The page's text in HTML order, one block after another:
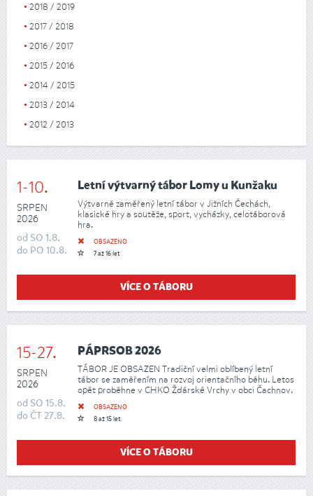
2018 / 2019
2017 / 2018
2016 / 2017
2015 / 2016
2014 / 2015
2013 / 2014
2012 / 2013
1-10.
SRPEN
2026
od SO 1.8.
do PO 10.8.
Letní výtvarný tábor Lomy u Kunžaku
Výtvarně zaměřený letní tábor v Jižních Čechách,
klasické hry a soutěže, sport, vycházky, celotáborová
hra.
OBSAZENO
7 až 16 let
VÍCE O TÁBORU
15-27.
SRPEN
2026
od SO 15.8.
do ČT27.8.
PÁPRSOB 2026
TÁBOR JE OBSAZEN Tradiční velmi oblíbený letní
tábor se zaměřením na rozvoj orientačního běhu. Letos
opět proběhne v CHKO Ždárské Vrchy v obci Čachnov.
OBSAZENO
8 až 15 let
VÍCE O TÁBORU